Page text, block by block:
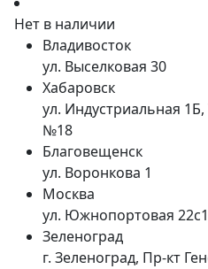
Нет в наличии
Владивосток
ул. Выселковая 30
Хабаровск
ул. Индустриальная
№18
Благовещенск
ул. Воронкова 1
Москва
ул. Южнопортовая
Зеленоград
г. Зеленоград, Пр-кт